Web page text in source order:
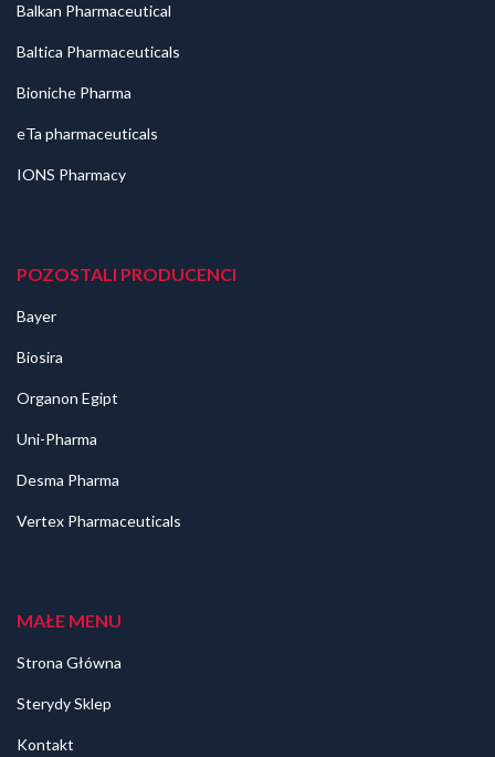
Balkan Pharmaceutical
Baltica Pharmaceuticals
Bioniche Pharma
eTa pharmaceuticals
IONS Pharmacy
POZOSTALI PRODUCENCI
Bayer
Biosira
Organon Egipt
Uni-Pharma
Desma Pharma
Vertex Pharmaceuticals
MAŁE MENU
Strona Główna
Sterydy Sklep
Kontakt